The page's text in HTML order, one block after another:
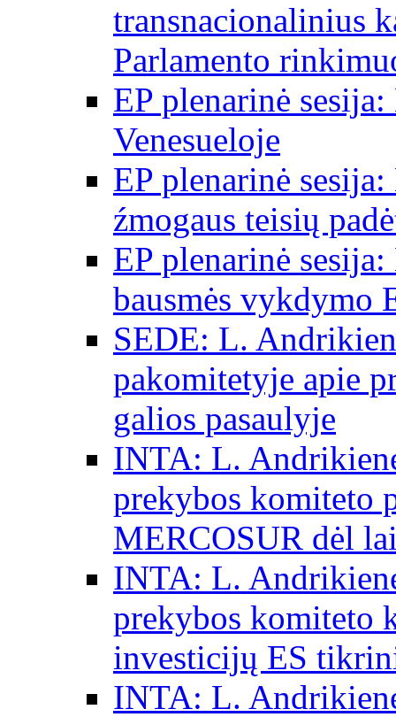
transnacionalinius
Parlamento
EP plenarinė
Venesueloje
EP plenarinė
źmogaus teisių
EP plenarinė
bausmės vykdymo
SEDE: L.
pakomitetyje apie
galios pasaulyje
INTA: L.
prekybos komiteto
MERCOSUR dėl
INTA: L.
prekybos komiteto
investicijų ES
INTA: L.